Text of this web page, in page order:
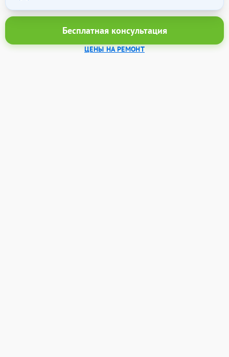
Бесплатная консультация
ЦЕНЫ НА РЕМОНТ